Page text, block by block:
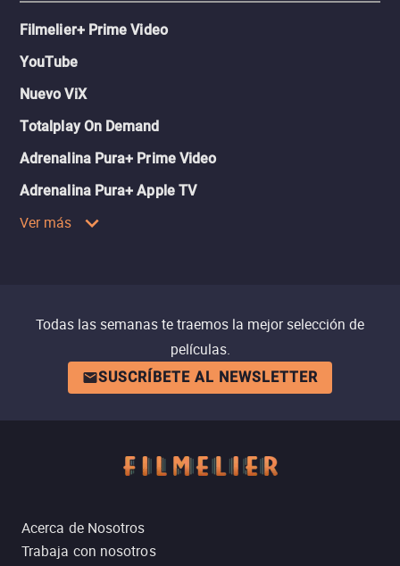
Filmelier+ Prime Video
YouTube
Nuevo ViX
Totalplay On Demand
Adrenalina Pura+ Prime Video
Adrenalina Pura+ Apple TV
Ver más
Todas las semanas te traemos la mejor selección de
películas.
SUSCRÍBETE AL NEWSLETTER
Acerca de Nosotros
Trabaja con nosotros